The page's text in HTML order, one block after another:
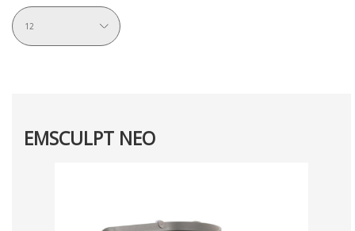
12
EMSCULPT NEO